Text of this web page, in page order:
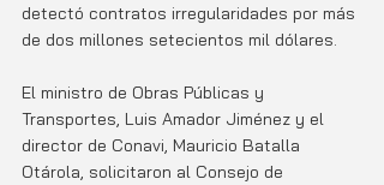
detectó contratos irregularidades por más
de dos millones setecientos mil dólares.
El ministro de Obras Públicas y
Transportes, Luis Amador Jiménez y el
director de Conavi, Mauricio Batalla
Otárola, solicitaron al Consejo de